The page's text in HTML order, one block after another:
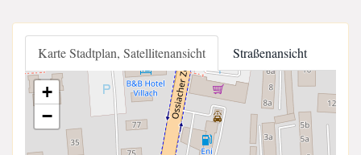
Karte Stadtplan, Satellitenansicht Straßenansicht
+
−